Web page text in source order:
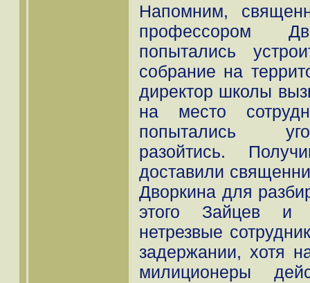
Напомним,
профессором
попытались
собрание на
директор школы
на место
попытались
разойтись.
доставили
Дворкина для
этого Зайцев и
нетрезвые
задержании, хотя
милиционеры